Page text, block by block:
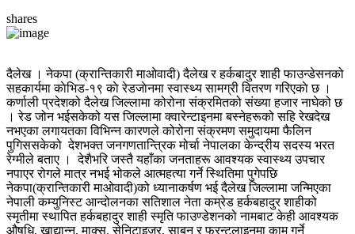
shares
दैलेख । नेकपा (क्रान्तिकारी माओवादी) दैलेख र हर्कबादुर शाही फाउन्डेसनको
सहकार्यमा काेभिड-१९ काे रेडजाेनमा स्वास्थ्य सामग्री वितरण गरिएकाे छ ।
कर्णाली प्रदेशको दैलेख जिल्लामा कोरोना संक्रमितको संख्या हजार नाघेको छ
। रेड जोन भईसकेको यस जिल्लामा क्वारेन्टाइनमा बस्नेहरूको सहि रेखदेख
नभएका लगायतका विभिन्न कारणले कोरोना संक्रमण समुदायमा फैलिन
पुगिससकेको देशभक्त जनगणतान्त्रिक मोर्चा नेपालका केन्द्रीय सदस्य भरत
रेग्मीले बताए । देशैभरि जस्तै यहाँका जनताहरू आवश्यक स्वास्थ्य उपचार
नपाएर रोगले मात्र नभई भोकले आत्महत्या गर्ने स्थितिमा पुगेपछि
नेकपा(क्रान्तिकारी माओवादी)को ध्यानाकर्षण भई दैलेख जिल्लामा जन्मिएका
नेपाली कम्युनिस्ट आन्दोलनका सतिशाल नेता कम्रेड हर्कबहादुर शाहीको
स्मृतीमा स्थापित हर्कबहादुर शाही स्मृति फाउण्डेशनको नामबाट केही आवश्यक
औषधि, खाद्यान्न, माक्स, सेनिटाइजर, साबुन र फ्रन्टलाइनमा काम गर्ने